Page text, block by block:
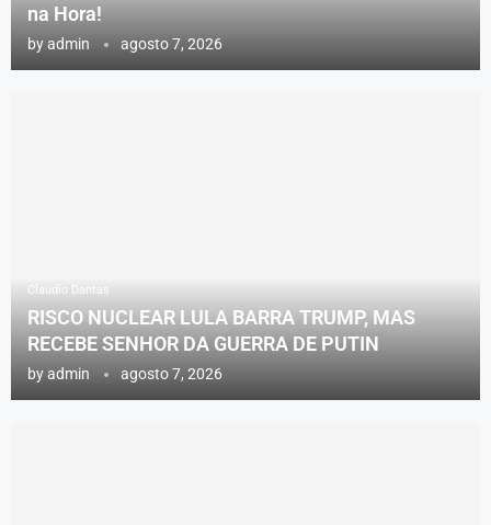
na Hora!
byadmin agosto 7, 2026
Claudio Dantas
RISCO NUCLEAR LULA BARRA TRUMP, MAS
RECEBE SENHOR DA GUERRA DE PUTIN
byadmin agosto 7, 2026